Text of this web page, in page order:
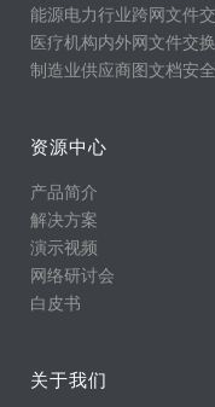
能源电力行业跨网文件
医疗机构内外网文件交换
制造业供应商图文档安
资源中心
产品简介
解决方案
演示视频
网络研讨会
白皮书
关于我们